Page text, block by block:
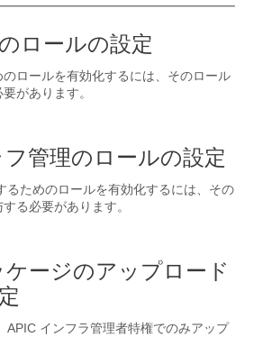
ロールの設定
ロールを有効化するには、そのロール
があります。
管理のロールの設定
るためのロールを有効化するには、その
る必要があります。
ージのアップロード
APIC インフラ管理者特権でのみアップ